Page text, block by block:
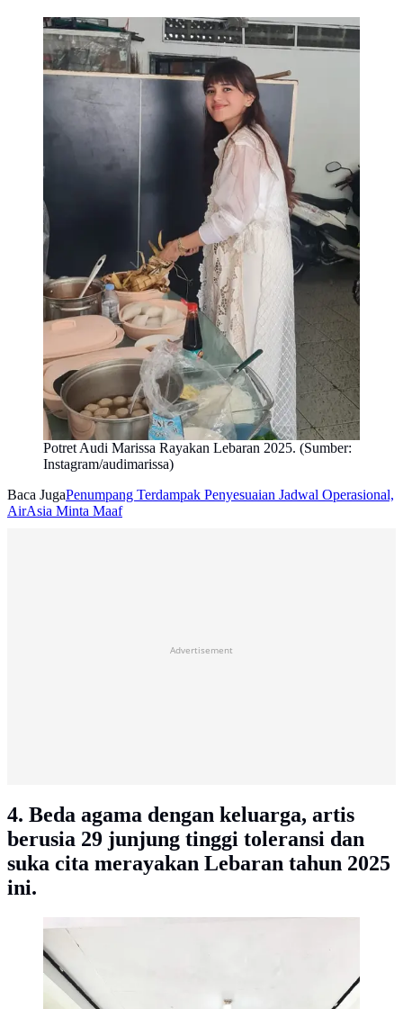
Potret Audi Marissa Rayakan Lebaran 2025. (Sumber:
Instagram/audimarissa)
Baca JugaPenumpang Terdampak Penyesuaian Jadwal Operasional,
AirAsia Minta Maaf
Advertisement
4. Beda agama dengan keluarga, artis
berusia 29 junjung tinggi toleransi dan
suka cita merayakan Lebaran tahun 2025
ini.